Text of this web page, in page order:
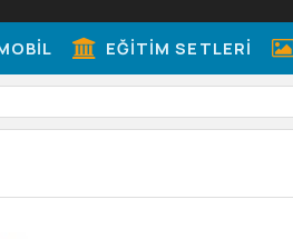
EĞITIM SETLERI